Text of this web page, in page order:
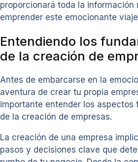
proporcionará toda la información
emprender este emocionante
Entendiendo los
de la creación de
Antes de embarcarse en la
aventura de crear tu propia
importante entender los aspectos
de la creación de empresas.
La creación de una empresa
pasos y decisiones clave que